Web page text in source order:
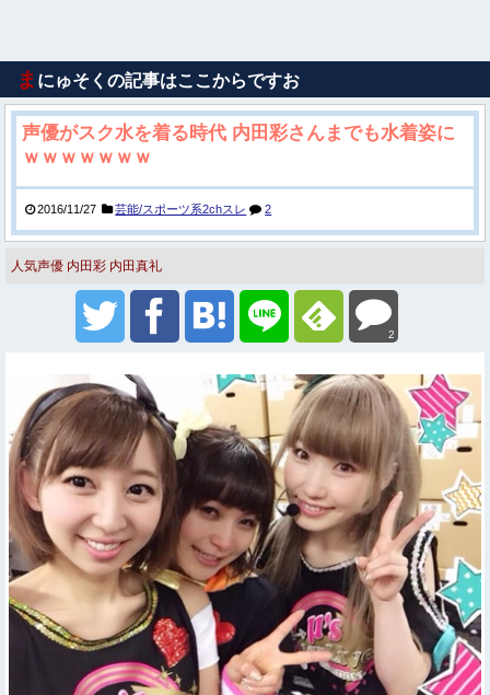
ま にゅそくの記事はここからですお
声優がスク水を着る時代 内田彩さんまでも水着姿に
ｗｗｗｗｗｗｗ
2016/11/27 芸能/スポーツ系2chスレ 2
人気声優 内田彩 内田真礼
2